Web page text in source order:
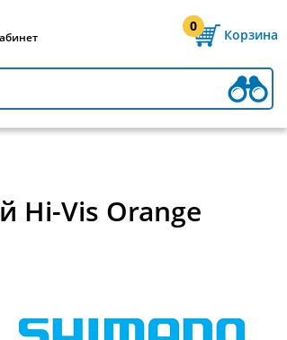
0
Корзина
Hi-Vis Orange